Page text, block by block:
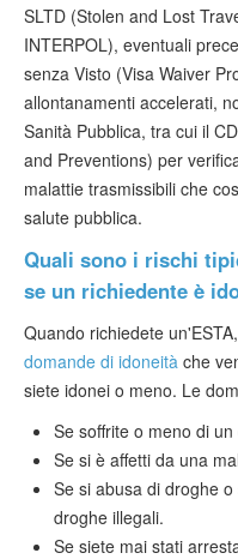
SLTD (Stolen and Lost
INTERPOL), eventuali
senza Visto (Visa Waiver
allontanamenti accelerati,
Sanità Pubblica, tra cui il
and Preventions) per
malattie trasmissibili che
salute pubblica.
Quali sono i rischi
se un richiedente è
Quando richiedete
domande di idoneità che
siete idonei o meno. Le
Se soffrite o meno di
Se si è affetti da una
Se si abusa di droghe
droghe illegali.
Se siete mai stati